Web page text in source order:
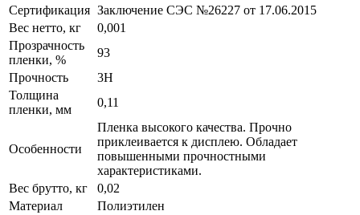
Сертификация Заключение СЭС №26227 от 17.06.2015
Вес нетто, кг
0,001
Прозрачность
пленки, %
93
Прочность
3H
Толщина
пленки, мм
0,11
Особенности
Пленка высокого качества. Прочно
приклеивается к дисплею. Обладает
повышенными прочностными
характеристиками.
Вес брутто, кг
0,02
Материал
Полиэтилен